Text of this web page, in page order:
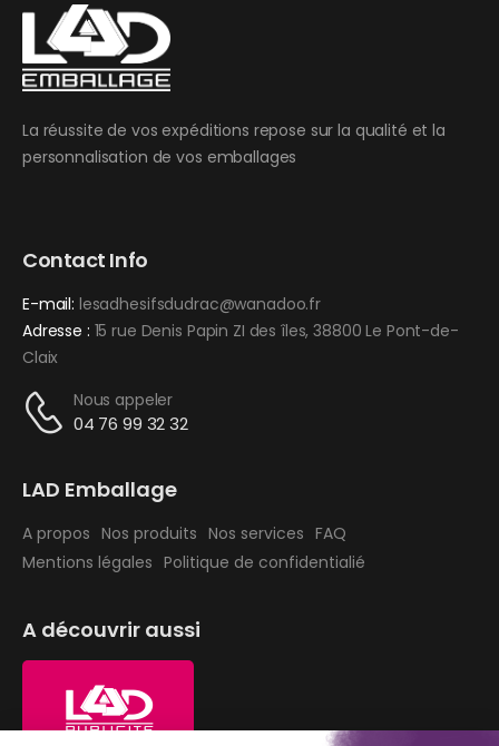
La réussite de vos expéditions repose sur la qualité et la
personnalisation de vos emballages
Contact Info
E-mail: lesadhesifsdudrac@wanadoo.fr
Adresse : 15 rue Denis Papin ZI des îles, 38800 Le Pont-de-
Claix
Nous appeler
04 76 99 32 32
LAD Emballage
A propos Nos produits Nos services FAQ
Mentions légales Politique de confidentialié
A découvrir aussi